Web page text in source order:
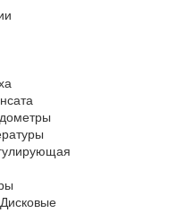
Дисковые